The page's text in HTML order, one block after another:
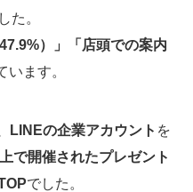
た。
）」「店頭での案内
います。
LINEの企業アカウント を
上で開催されたプレゼント
でした。